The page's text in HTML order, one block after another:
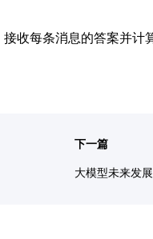
收每条消息的答案并计
下一篇
大模型未来发